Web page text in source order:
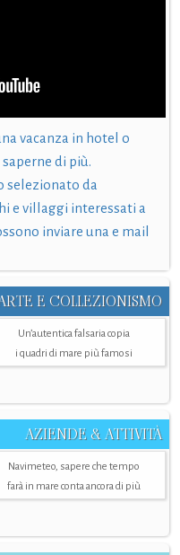
vacanza in hotel o
di più.
selezionato da
e villaggi interessati a
inviare una e mail
E COLLEZIONISMO
Un’autentica falsaria copia
i quadri di mare più famosi
AZIENDE & ATTIVITÀ
Navimeteo, sapere che tempo
farà in mare conta ancora di più